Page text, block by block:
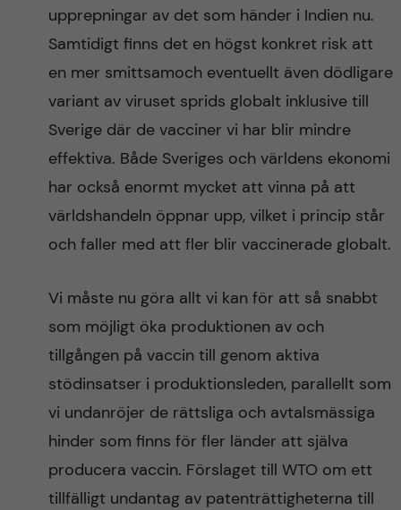
upprepningar av det som händer i Indien nu.
Samtidigt finns det en högst konkret risk att
en mer smittsamoch eventuellt även dödligare
variant av viruset sprids globalt inklusive till
Sverige där de vacciner vi har blir mindre
effektiva. Både Sveriges och världens ekonomi
har också enormt mycket att vinna på att
världshandeln öppnar upp, vilket i princip står
och faller med att fler blir vaccinerade globalt.
Vi måste nu göra allt vi kan för att så snabbt
som möjligt öka produktionen av och
tillgången på vaccin till genom aktiva
stödinsatser i produktionsleden, parallellt som
vi undanröjer de rättsliga och avtalsmässiga
hinder som finns för fler länder att själva
producera vaccin. Förslaget till WTO om ett
tillfälligt undantag av patenträttigheterna till